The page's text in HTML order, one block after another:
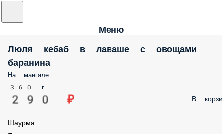
Меню
Люля кебаб в лаваше с овощами
баранина
На мангале
360 г.
290 ₽ В
Шаурма